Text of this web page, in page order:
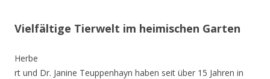
Vielfältige Tierwelt im heimischen Garten
Herbe
rt und Dr. Janine Teuppenhayn haben seit über 15 Jahren in